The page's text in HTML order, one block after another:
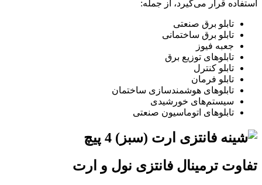
استفاده قرار می‌گیرد، از جمله:
تابلو برق صنعتی
تابلو برق ساختمانی
جعبه فیوز
تابلوهای توزیع برق
تابلو کنترل
تابلو فرمان
تابلوهای هوشمندسازی ساختمان
سیستم‌های خورشیدی
تابلوهای اتوماسیون صنعتی
تفاوت ترمینال فانتزی نول و ارت